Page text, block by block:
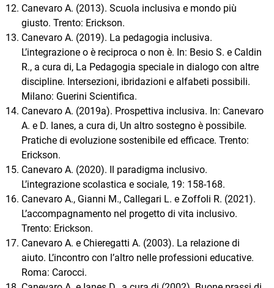
Canevaro A. (2013). Scuola inclusiva e mondo più
giusto. Trento: Erickson.
Canevaro A. (2019). La pedagogia inclusiva.
L’integrazione o è reciproca o non è. In: Besio S. e Caldin
R., a cura di, La Pedagogia speciale in dialogo con altre
discipline. Intersezioni, ibridazioni e alfabeti possibili.
Milano: Guerini Scientifica.
Canevaro A. (2019a). Prospettiva inclusiva. In: Canevaro
A. e D. Ianes, a cura di, Un altro sostegno è possibile.
Pratiche di evoluzione sostenibile ed efficace. Trento:
Erickson.
Canevaro A. (2020). Il paradigma inclusivo.
L’integrazione scolastica e sociale, 19: 158-168.
Canevaro A., Gianni M., Callegari L. e Zoffoli R. (2021).
L’accompagnamento nel progetto di vita inclusivo.
Trento: Erickson.
Canevaro A. e Chieregatti A. (2003). La relazione di
aiuto. L’incontro con l’altro nelle professioni educative.
Roma: Carocci.